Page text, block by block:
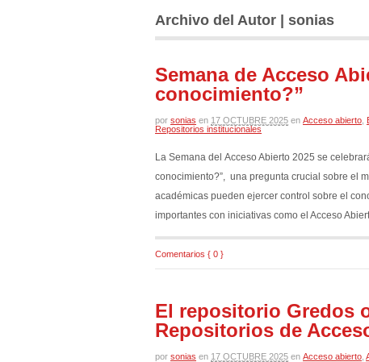
Archivo del Autor | sonias
Semana de Acceso
conocimiento?”
por sonias en 17 OCTUBRE 2025 en Acceso abierto
Repositorios institucionales
La Semana del Acceso Abierto 2025 se
conocimiento?”, una pregunta crucial sobre el
académicas pueden ejercer control sobre el
importantes con iniciativas como el Acceso
Comentarios { 0 }
El repositorio Gredos
Repositorios de
por sonias en 17 OCTUBRE 2025 en Acceso abierto